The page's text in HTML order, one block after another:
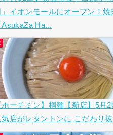
」イオンモールにオープン！焼
AsukaZa Ha...
ホーチミン】桐麺【新店】5月
気店がレタントンに こだわり